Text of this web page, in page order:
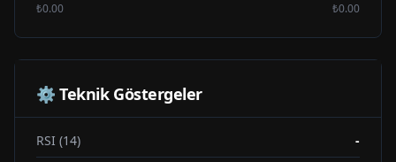
₺0.00 ₺0.00
⚙️ Teknik Göstergeler
RSI (14) -